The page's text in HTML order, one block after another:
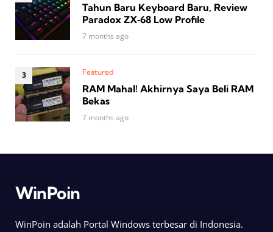
Tahun Baru Keyboard Baru, Review
Paradox ZX‑68 Low Profile
7 months ago
Featured
RAM Mahal! Akhirnya Saya Beli RAM
Bekas
7 months ago
WinPoin
WinPoin adalah Portal Windows terbesar di Indonesia.